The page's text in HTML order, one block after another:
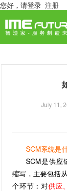
您好， 请登录 注册
July 11,
SCM系统是
SCM是供应
缩写，主要包括
个环节：对供应